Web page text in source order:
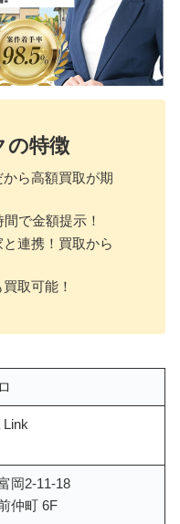
の特徴
ら高額買取が期
で金額提示！
連携！買取から
取可能！
Link
岡2-11-18
仲町 6F